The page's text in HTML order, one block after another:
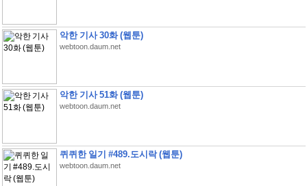
악한 기사 30화 (웹툰)
webtoon.daum.net
악한 기사 51화 (웹툰)
webtoon.daum.net
퀴퀴한 일기 #489.도시락 (웹툰)
webtoon.daum.net